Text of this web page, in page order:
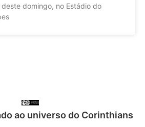
domingo, no Estádio do
ao universo do Corinthians